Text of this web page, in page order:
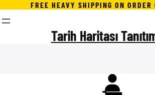
geç
FREE HEAVY SHIPPING ON
Tarih Haritası